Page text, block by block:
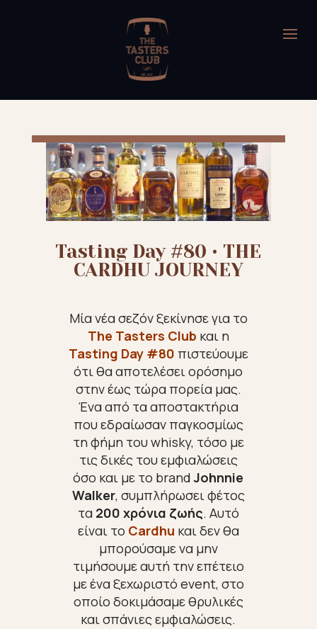
Tasting Day #80 • THE
CARDHU JOURNEY
Μία νέα σεζόν ξεκίνησε για το
The Tasters Club και η
Tasting Day #80 πιστεύουμε
ότι θα αποτελέσει ορόσημο
στην έως τώρα πορεία μας.
Ένα από τα αποστακτήρια
που εδραίωσαν παγκοσμίως
τη φήμη του whisky, τόσο με
τις δικές του εμφιαλώσεις
όσο και με το brandJohnnie
Walker, συμπλήρωσει φέτος
τα 200 χρόνια ζωής. Αυτό
είναι το Cardhu και δεν θα
μπορούσαμε να μην
τιμήσουμε αυτή την επέτειο
με ένα ξεχωριστό event, στο
οποίο δοκιμάσαμε θρυλικές
και σπάνιες εμφιαλώσεις.